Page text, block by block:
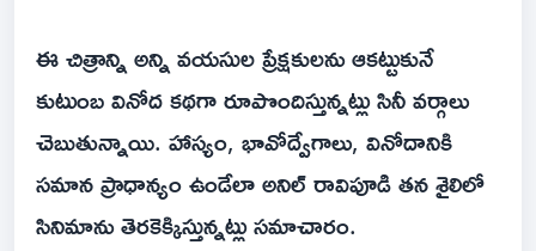
ఈ చిత్రాన్ని అన్ని వయసుల ప్రేక్షకులను ఆకట్టుకునే
కుటుంబ వినోద కథగా రూపొందిస్తున్నట్లు సినీ వర్గాలు
చెబుతున్నాయి. హాస్యం, భావోద్వేగాలు, వినోదానికి
సమాన ప్రాధాన్యం ఉండేలా అనిల్‌ రావిపూడి తన శైలిలో
సినిమాను తెరకెక్కిస్తున్నట్లు సమాచారం.